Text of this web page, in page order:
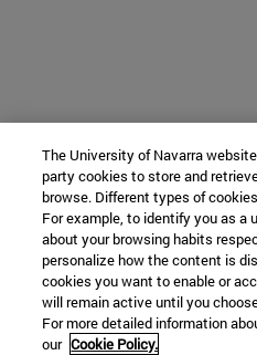
The University of Navarra
party cookies to store and
browse. Different types of
For example, to identify you as a
about your browsing habits
personalize how the content is
cookies you want to enable or
will remain active until you
For more detailed information
our Cookie Policy.